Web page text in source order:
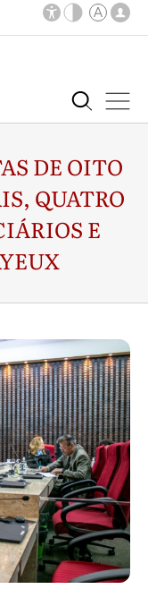
DE OITO
QUATRO
E